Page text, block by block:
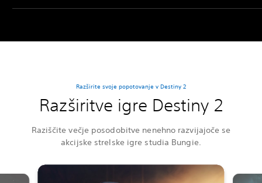
Razširite svoje popotovanje v Destiny 2
Razširitve igre Destiny 2
Raziščite večje posodobitve nenehno razvijajoče se
akcijske strelske igre studia Bungie.